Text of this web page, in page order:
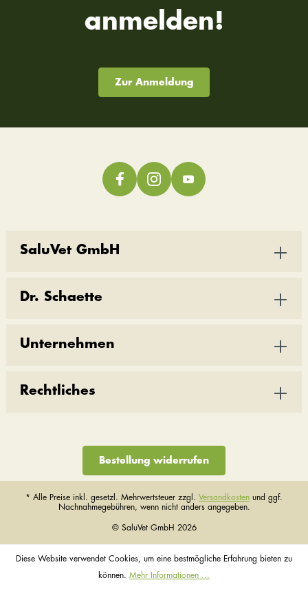
anmelden!
Zur Anmeldung
SaluVet GmbH
Dr. Schaette
Unternehmen
Rechtliches
Bestellung widerrufen
* Alle Preise inkl. gesetzl. Mehrwertsteuer zzgl. Versandkosten und ggf.
Nachnahmegebühren, wenn nicht anders angegeben.
© SaluVet GmbH 2026
Diese Website verwendet Cookies, um eine bestmögliche Erfahrung bieten zu
können. Mehr Informationen ...